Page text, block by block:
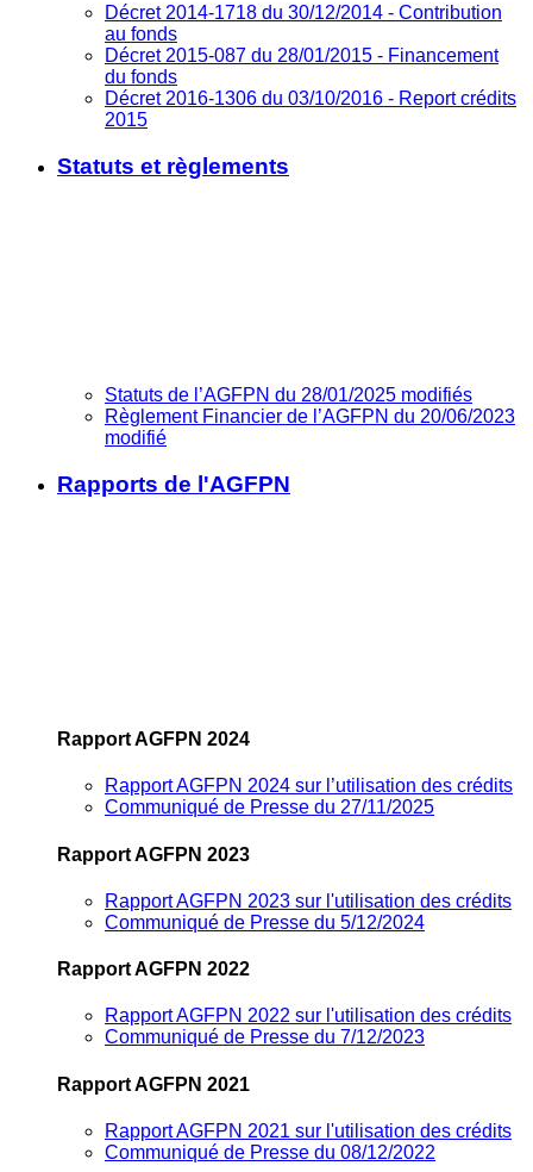
Décret 2014-1718 du 30/12/2014 - Contribution
au fonds
Décret 2015-087 du 28/01/2015 - Financement
du fonds
Décret 2016-1306 du 03/10/2016 - Report crédits
2015
Statuts et règlements
Statuts de l’AGFPN du 28/01/2025 modifiés
Règlement Financier de l’AGFPN du 20/06/2023
modifié
Rapports de l'AGFPN
Rapport AGFPN 2024
Rapport AGFPN 2024 sur l’utilisation des crédits
Communiqué de Presse du 27/11/2025
Rapport AGFPN 2023
Rapport AGFPN 2023 sur l'utilisation des crédits
Communiqué de Presse du 5/12/2024
Rapport AGFPN 2022
Rapport AGFPN 2022 sur l'utilisation des crédits
Communiqué de Presse du 7/12/2023
Rapport AGFPN 2021
Rapport AGFPN 2021 sur l'utilisation des crédits
Communiqué de Presse du 08/12/2022